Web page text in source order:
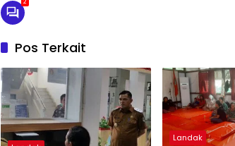
Pos Terkait
Landak